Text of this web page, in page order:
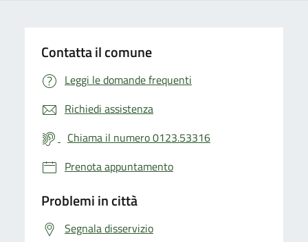
Contatta il comune
Leggi le domande frequenti
Richiedi assistenza
Chiama il numero 0123.53316
Prenota appuntamento
Problemi in città
Segnala disservizio